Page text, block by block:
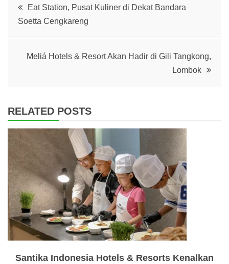
Post
navigation
Eat Station, Pusat Kuliner di Dekat Bandara
Soetta Cengkareng
Meliá Hotels & Resort Akan Hadir di Gili Tangkong,
Lombok
RELATED POSTS
Santika Indonesia Hotels & Resorts Kenalkan